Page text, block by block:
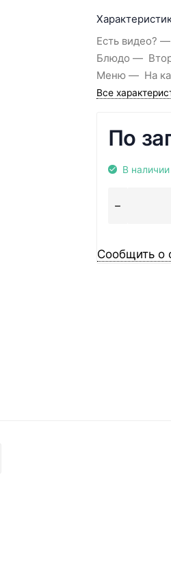
Есть видео?
Блюдо
Меню
На
Все
По
В наличии
Сообщить о